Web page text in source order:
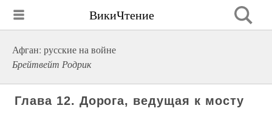
ВикиЧтение
Афган: русские на войне
Брейтвейт Родрик
Глава 12. Дорога, ведущая к мосту